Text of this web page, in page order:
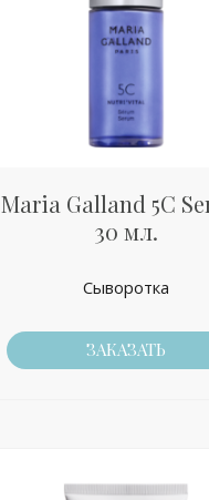
Maria Galland 5C
30 мл.
Сыворотка
ЗАКАЗАТЬ